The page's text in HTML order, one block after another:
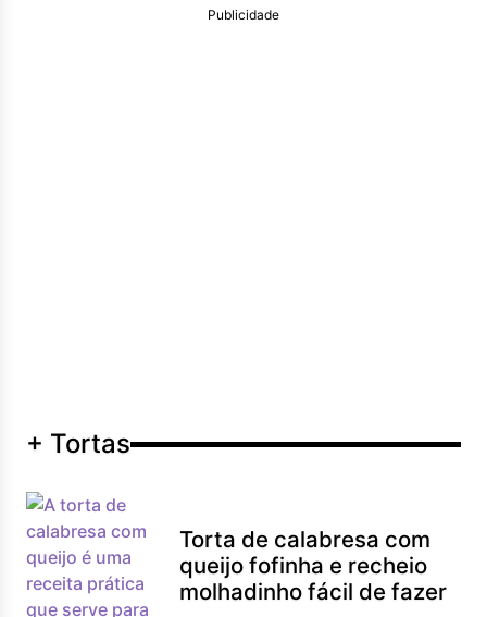
Publicidade
+ Tortas
Torta de calabresa com
queijo fofinha e recheio
molhadinho fácil de fazer